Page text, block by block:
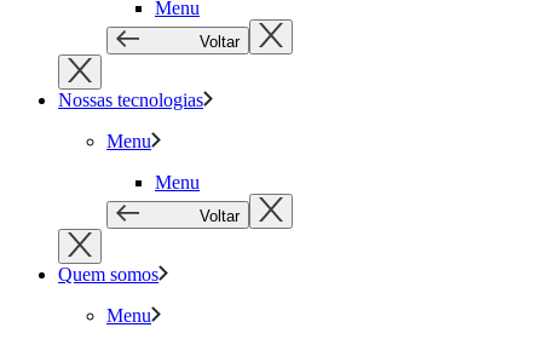
Menu
Voltar
Nossas tecnologias
Menu
Menu
Voltar
Quem somos
Menu